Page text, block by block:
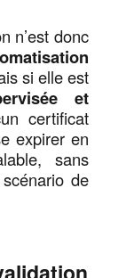
n’est donc
si elle est
et
certificat
expirer en
sans
de